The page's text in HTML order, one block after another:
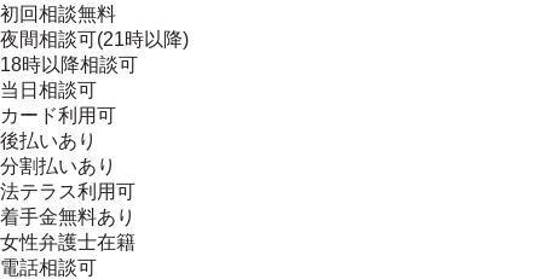
初回相談無料
夜間相談可(21時以降)
18時以降相談可
当日相談可
カード利用可
後払いあり
分割払いあり
法テラス利用可
着手金無料あり
女性弁護士在籍
電話相談可